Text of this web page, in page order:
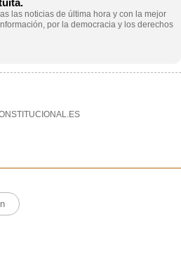
las noticias de última hora y con la mejor
por la democracia y los derechos